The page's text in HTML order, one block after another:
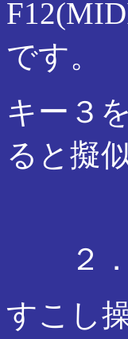
です。
キー３
ると擬
２
すこし